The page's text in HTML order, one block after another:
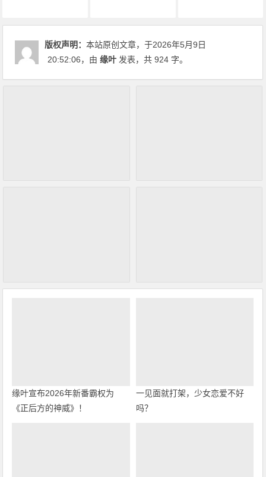
版权声明：本站原创文章，于2026年5月9日
20:52:06，由缘叶 发表，共 924 字。
缘叶宣布2026年新番霸权为
《正后方的神威》！
一见面就打架，少女恋爱不好
吗？